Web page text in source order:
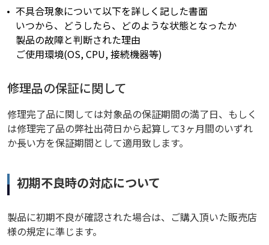
不具合現象について以下を詳しく記した書面
いつから、どうしたら、どのような状態となったか
製品の故障と判断された理由
ご使用環境(OS, CPU, 接続機器等)
修理品の保証に関して
修理完了品に関しては対象品の保証期間の満了日、もしく
は修理完了品の弊社出荷日から起算して3ヶ月間のいずれ
か長い方を保証期間として適用致します。
初期不良時の対応について
製品に初期不良が確認された場合は、ご購入頂いた販売店
様の規定に準じます。